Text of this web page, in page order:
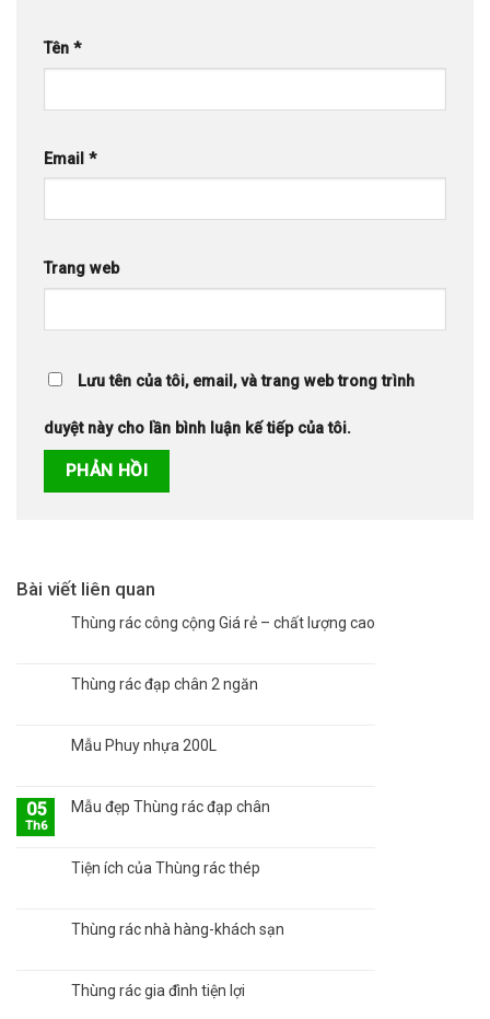
Bài viết liên quan
Thùng rác công cộng Giá rẻ – chất lượng cao
Thùng rác đạp chân 2 ngăn
Mẫu Phuy nhựa 200L
05
Th6
Mẫu đẹp Thùng rác đạp chân
Tiện ích của Thùng rác thép
Thùng rác nhà hàng-khách sạn
Thùng rác gia đình tiện lợi
Tên *
Email *
Trang web
Lưu tên của tôi, email, và trang web trong trình
duyệt này cho lần bình luận kế tiếp của tôi.